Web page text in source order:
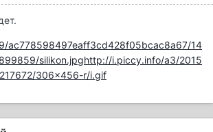
ac778598497eaff3cd428f05bcac8a67/14
silikon.jpghttp://i.piccy.info/a3/2015
306x456-r/i.gif